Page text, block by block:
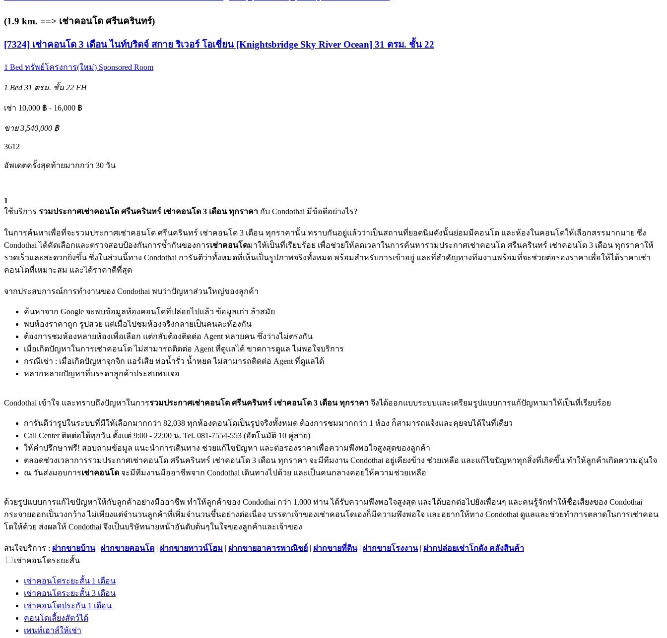
(1.9 km. ==> เช่าคอนโด ศรีนครินทร์)
[7324] เช่าคอนโด 3 เดือน ไนท์บริดจ์ สกาย ริเวอร์ โอเชี่ยน [Knightsbridge Sky River Ocean] 31 ตรม. ชั้น 22
1 Bed ทรัพย์โครงการ(ใหม่) Sponsored Room
1 Bed 31 ตรม. ชั้น 22 FH
เช่า 10,000 ฿ - 16,000 ฿
ขาย 3,540,000 ฿
3612
อัพเดตครั้งสุดท้ายมากกว่า 30 วัน
1
ใช้บริการ รวมประกาศเช่าคอนโด ศรีนครินทร์ เช่าคอนโด 3 เดือน ทุกราคา กับ Condothai มีข้อดีอย่างไร?
ในการค้นหาเพื่อที่จะรวมประกาศเช่าคอนโด ศรีนครินทร์ เช่าคอนโด 3 เดือน ทุกราคานั้น ทราบกันอยู่แล้วว่าเป็นสถานที่ยอดนิมดังนั้นย่อมมีคอนโด และห้องในคอนโดให้เลือกสรรมากมาย ซึ่ง
Condothai ได้คัดเลือกและตรวจสอบป้องกันการซ้ำกันของการเช่าคอนโดมาให้เป็นที่เรียบร้อย เพื่อช่วยให้ลดเวลาในการค้นหารวมประกาศเช่าคอนโด ศรีนครินทร์ เช่าคอนโด 3 เดือน ทุกราคาให้
รวดเร็วและสะดวกยิ่งขึ้น ซึ่งในส่วนนี้ทาง Condothai การันตีว่าทั้งหมดที่เห็นเป็นรูปภาพจริงทั้งหมด พร้อมสำหรับการเข้าอยู่ และที่สำคัญทางทีมงานพร้อมที่จะช่วยต่อรองราคาเพื่อให้ได้ราคาเช่า
คอนโดที่เหมาะสม และได้ราคาดีที่สุด
จากประสบการณ์การทำงานของ Condothai พบว่าปัญหาส่วนใหญ่ของลูกค้า
ค้นหาจาก Google จะพบข้อมูลห้องคอนโดที่ปล่อยไปแล้ว ข้อมูลเก่า ล้าสมัย
พบห้องราคาถูก รูปสวย แต่เมื่อไปชมห้องจริงกลายเป็นคนละห้องกัน
ต้องการชมห้องหลายห้องเพื่อเลือก แต่กลับต้องติดต่อ Agent หลายคน ซึ่งว่างไม่ตรงกัน
เมื่อเกิดปัญหาในการเช่าคอนโด ไม่สามารถติดต่อ Agent ที่ดูแลได้ ขาดการดูแล ไม่พอใจบริการ
กรณีเช่า : เมื่อเกิดปัญหาจุกจิก แอร์เสีย ท่อน้ำรั่ว น้ำหยด ไม่สามารถติดต่อ Agent ที่ดูแลได้
หลากหลายปัญหาที่บรรดาลูกค้าประสบพบเจอ
Condothai เข้าใจ และทราบถึงปัญหาในการรวมประกาศเช่าคอนโด ศรีนครินทร์ เช่าคอนโด 3 เดือน ทุกราคา จึงได้ออกแบบระบบและเตรียมรูปแบบการแก้ปัญหามาให้เป็นที่เรียบร้อย
การันตีว่ารูปในระบบที่มีให้เลือกมากกว่า 82,038 ทุกห้องคอนโดเป็นรูปจริงทั้งหมด ต้องการชมมากกว่า 1 ห้อง ก็สามารถแจ้งและคุยจบได้ในที่เดียว
Call Center ติดต่อได้ทุกวัน ตั้งแต่ 9:00 - 22:00 น. Tel. 081-7554-553 (อัตโนมัติ 10 คู่สาย)
ให้คำปรึกษาฟรี! สอบถามข้อมูล แนะนำการเดินทาง ช่วยแก้ไขปัญหา และต่อรองราคาเพื่อความพึงพอใจสูงสุดของลูกค้า
ตลอดช่วงเวลาการรวมประกาศเช่าคอนโด ศรีนครินทร์ เช่าคอนโด 3 เดือน ทุกราคา จะมีทีมงาน Condothai อยู่เคียงข้าง ช่วยเหลือ และแก้ไขปัญหาทุกสิ่งที่เกิดขึ้น ทำให้ลูกค้าเกิดความอุ่นใจ
ณ วันส่งมอบการเช่าคอนโด จะมีทีมงานมืออาชีพจาก Condothai เดินทางไปด้วย และเป็นคนกลางคอยให้ความช่วยเหลือ
ด้วยรูปแบบการแก้ไขปัญหาให้กับลูกค้าอย่างมืออาชีพ ทำให้ลูกค้าของ Condothai กว่า 1,000 ท่าน ได้รับความพึงพอใจสูงสุด และได้บอกต่อไปยังเพื่อนๆ และคนรู้จักทำให้ชื่อเสียงของ Condothai
กระจายออกเป็นวงกว้าง ไม่เพียงแต่จำนวนลูกค้าที่เพิ่มจำนวนขึ้นอย่างต่อเนื่อง บรรดาเจ้าของเช่าคอนโดเองก็มีความพึงพอใจ และอยากให้ทาง Condothai ดูแลและช่วยทำการตลาดในการเช่าคอน
โดให้ด้วย ส่งผลให้ Condothai จึงเป็นบริษัทนายหน้าอันดับต้นๆในใจของลูกค้าและเจ้าของ
สนใจบริการ : ฝากขายบ้าน| ฝากขายคอนโด | ฝากขายทาวน์โฮม | ฝากขายอาคารพาณิชย์ | ฝากขายที่ดิน| ฝากขายโรงงาน| ฝากปล่อยเช่าโกดัง คลังสินค้า
เช่าคอนโดระยะสั้น
เช่าคอนโดระยะสั้น 1 เดือน
เช่าคอนโดระยะสั้น 3 เดือน
เช่าคอนโดประกัน 1 เดือน
คอนโดเลี้ยงสัตว์ได้
เพนท์เฮาส์ให้เช่า